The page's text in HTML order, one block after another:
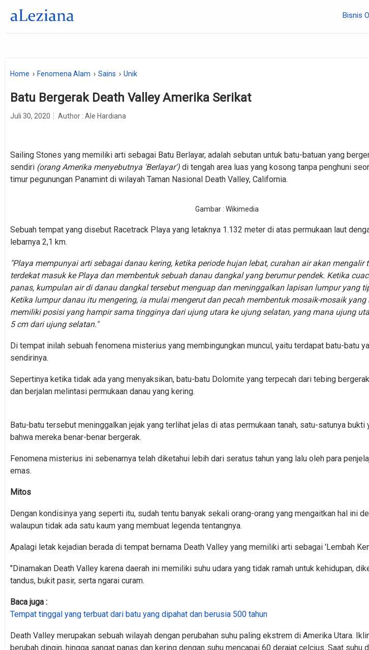
Bisnis
Home Fenomena Alam Sains Unik
Batu Bergerak Death Valley Amerika Serikat
Juli 30, 2020 Author : Ale Hardiana
Sailing Stones yang memiliki arti sebagai Batu Berlayar, adalah sebutan untuk batu-batuan yang
sendiri (orang Amerika menyebutnya 'Berlayar') di tengah area luas yang kosong tanpa penghuni
timur pegunungan Panamint di wilayah Taman Nasional Death Valley, California.
Gambar : Wikimedia
Sebuah tempat yang disebut Racetrack Playa yang letaknya 1.132 meter di atas permukaan laut
lebarnya 2,1 km.
"Playa mempunyai arti sebagai danau kering, ketika periode hujan lebat, curahan air akan mengalir
terdekat masuk ke Playa dan membentuk sebuah danau dangkal yang berumur pendek. Ketika
panas, kumpulan air di danau dangkal tersebut menguap dan meninggalkan lapisan lumpur yang
Ketika lumpur danau itu mengering, ia mulai mengerut dan pecah membentuk mosaik-mosaik
memiliki posisi yang hampir sama tingginya dari ujung utara ke ujung selatan, yang mana ujung
5 cm dari ujung selatan."
Di tempat inilah sebuah fenomena misterius yang membingungkan muncul, yaitu terdapat batu-batu
sendirinya.
Sepertinya ketika tidak ada yang menyaksikan, batu-batu Dolomite yang terpecah dari tebing
dan berjalan melintasi permukaan danau yang kering.
Batu-batu tersebut meninggalkan jejak yang terlihat jelas di atas permukaan tanah, satu-satunya bukti
bahwa mereka benar-benar bergerak.
Fenomena misterius ini sebenarnya telah diketahui lebih dari seratus tahun yang lalu oleh para
emas.
Mitos
Dengan kondisinya yang seperti itu, sudah tentu banyak sekali orang-orang yang mengaitkan hal ini
walaupun tidak ada satu kaum yang membuat legenda tentangnya.
Apalagi letak kejadian berada di tempat bernama Death Valley yang memiliki arti sebagai 'Lembah
"Dinamakan Death Valley karena daerah ini memiliki suhu udara yang tidak ramah untuk kehidupan,
tandus, bukit pasir, serta ngarai curam.
Baca juga :
Tempat tinggal yang terbuat dari batu yang dipahat dan berusia 500 tahun
Death Valley merupakan sebuah wilayah dengan perubahan suhu paling ekstrem di Amerika Utara.
berubah dingin, hingga sangat panas dan kering dengan suhu mencapai 60 derajat celcius. Saat suhu